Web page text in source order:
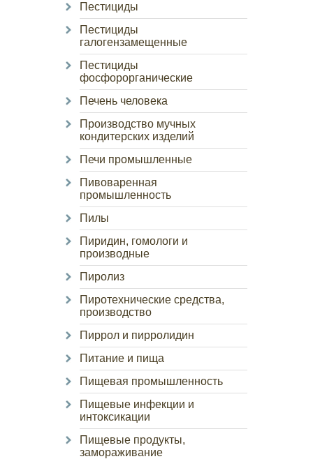
Пестициды
Пестициды
галогензамещенные
Пестициды
фосфорорганические
Печень человека
Производство мучных
кондитерских изделий
Печи промышленные
Пивоваренная
промышленность
Пилы
Пиридин, гомологи и
производные
Пиролиз
Пиротехнические средства,
производство
Пиррол и пирролидин
Питание и пища
Пищевая промышленность
Пищевые инфекции и
интоксикации
Пищевые продукты,
замораживание